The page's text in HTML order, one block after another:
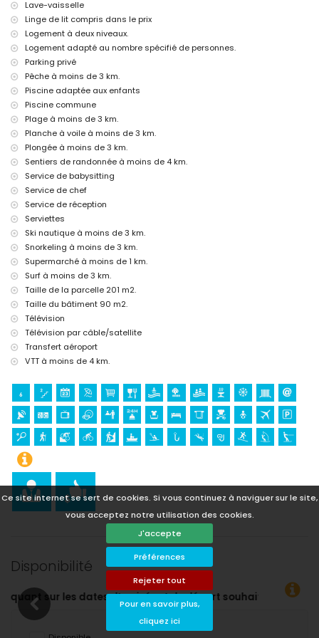
Ce site internet se sert de cookies. Si vous continuez à naviguer sur le site,
vous acceptez notre utilisation des cookies.
J'accepte
Préférences
Rejeter tout
Pour en savoir plus,
cliquez ici
Moraira, Costa Blanca
Bar (à moins de 1000 mètres de la maison)
Discothèque et promenade (à moins de 5 kilomètres de la maison)
Sites et culture à Moraira, Costa Blanca
kilomètres de l'hébergement)
Sports
Tennis, randonnée, VTT, cyclisme, escalade, canoë, kayak, pêche,
plongée, snorkeling, surf, planche à voile et ski nautique (à moins de 5
kilomètres de la maison)
Golf et équitation (à moins de 10 kilomètres de la maison)
Lave-vaisselle
Linge de lit compris dans le prix
Logement à deux niveaux.
Logement adapté au nombre spécifié de personnes.
Parking privé
Pêche à moins de 3 km.
Piscine adaptée aux enfants
Piscine commune
Plage à moins de 3 km.
Planche à voile à moins de 3 km.
Plongée à moins de 3 km.
Sentiers de randonnée à moins de 4 km.
Service de babysitting
Service de chef
Service de réception
Serviettes
Ski nautique à moins de 3 km.
Snorkeling à moins de 3 km.
Supermarché à moins de 1 km.
Surf à moins de 3 km.
Taille de la parcelle 201 m2.
Taille du bâtiment 90 m2.
Télévision
Télévision par câble/satellite
Transfert aéroport
VTT à moins de 4 km.
Disponibilité
!